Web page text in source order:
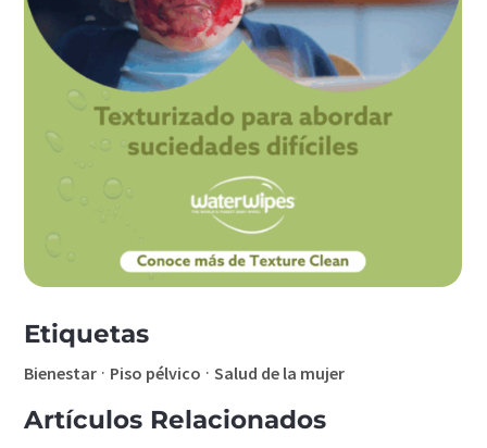
Etiquetas
Bienestar · Piso pélvico ·Salud de la mujer
Artículos Relacionados